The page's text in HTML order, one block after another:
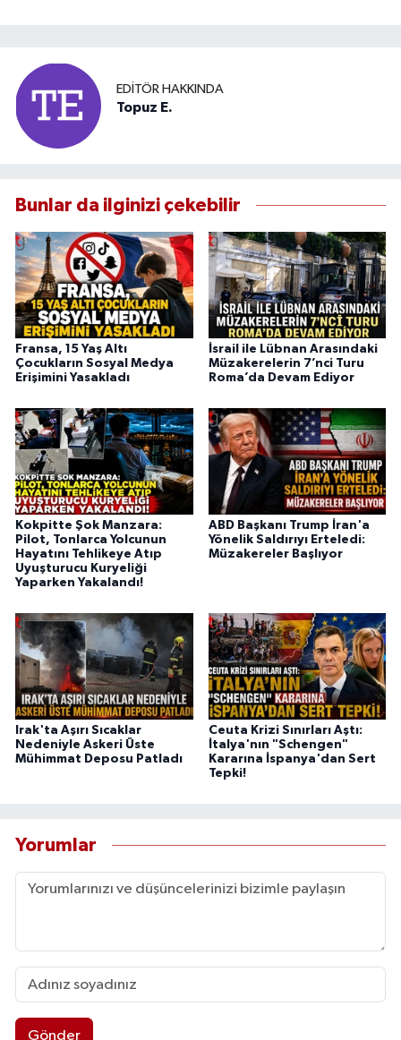
EDITÖR HAKKINDA
Topuz E.
Bunlar da ilginizi çekebilir
Fransa, 15 Yaş Altı
Çocukların Sosyal Medya
Erişimini Yasakladı
İsrail ile Lübnan Arasındaki
Müzakerelerin 7’nci Turu
Roma’da Devam Ediyor
Kokpitte Şok Manzara:
Pilot, Tonlarca Yolcunun
Hayatını Tehlikeye Atıp
Uyuşturucu Kuryeliği
Yaparken Yakalandı!
ABD Başkanı Trump İran'a
Yönelik Saldırıyı Erteledi:
Müzakereler Başlıyor
Irak'ta Aşırı Sıcaklar
Nedeniyle Askeri Üste
Mühimmat Deposu Patladı
Ceuta Krizi Sınırları Aştı:
İtalya'nın "Schengen"
Kararına İspanya'dan Sert
Tepki!
Yorumlar
Gönder